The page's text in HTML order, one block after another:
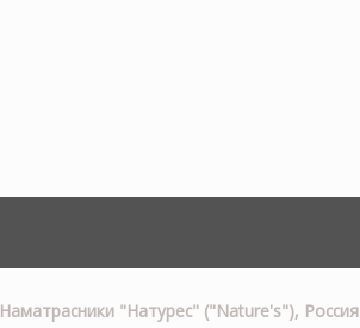
Наматрасники "Натурес" ("Nature's"), Россия